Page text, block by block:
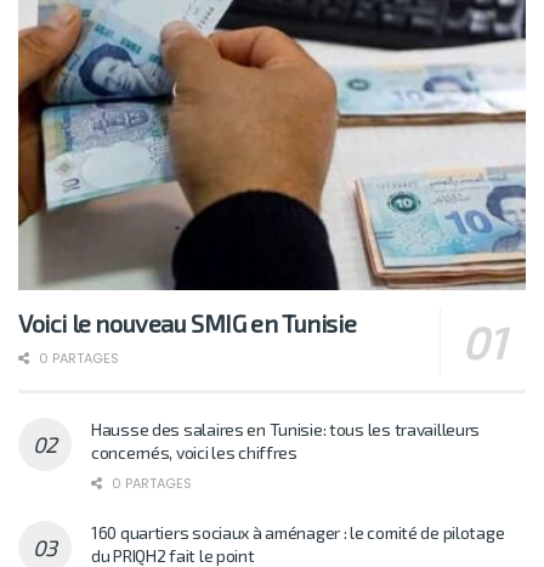
Voici le nouveau SMIG en Tunisie
0 PARTAGES
Hausse des salaires en Tunisie: tous les travailleurs
concernés, voici les chiffres
0 PARTAGES
160 quartiers sociaux à aménager : le comité de pilotage
du PRIQH2 fait le point